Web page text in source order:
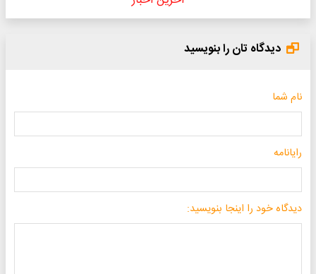
دیدگاه تان را بنویسید
نام شما
رایانامه
دیدگاه خود را اینجا بنویسید: